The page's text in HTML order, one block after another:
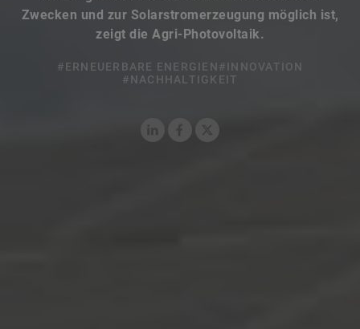
#ERNEUERBARE ENERGIEN#INNOVATION
#NACHHALTIGKEIT
LinkedInFacebook
X